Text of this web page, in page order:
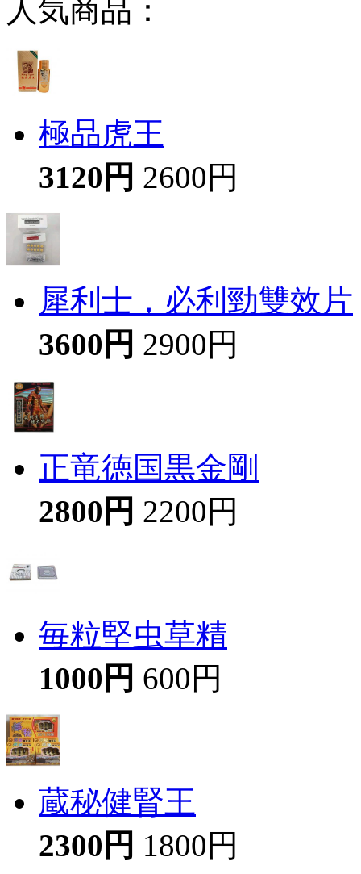
人気商品：
極品虎王
3120円 2600円
犀利士，必利勁雙效片
3600円 2900円
正竜徳国黒金剛
2800円 2200円
毎粒堅虫草精
1000円 600円
蔵秘健腎王
2300円 1800円